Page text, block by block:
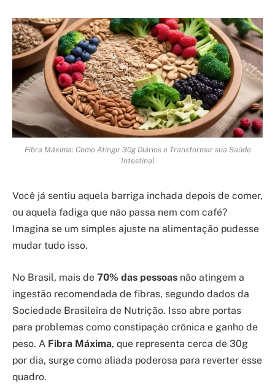
Fibra Máxima: Como Atingir 30g Diários e Transformar sua Saúde
Intestinal
Você já sentiu aquela barriga inchada depois de comer,
ou aquela fadiga que não passa nem com café?
Imagina se um simples ajuste na alimentação pudesse
mudar tudo isso.
No Brasil, mais de 70% das pessoas não atingem a
ingestão recomendada de fibras, segundo dados da
Sociedade Brasileira de Nutrição. Isso abre portas
para problemas como constipação crônica e ganho de
peso. A Fibra Máxima, que representa cerca de 30g
por dia, surge como aliada poderosa para reverter esse
quadro.